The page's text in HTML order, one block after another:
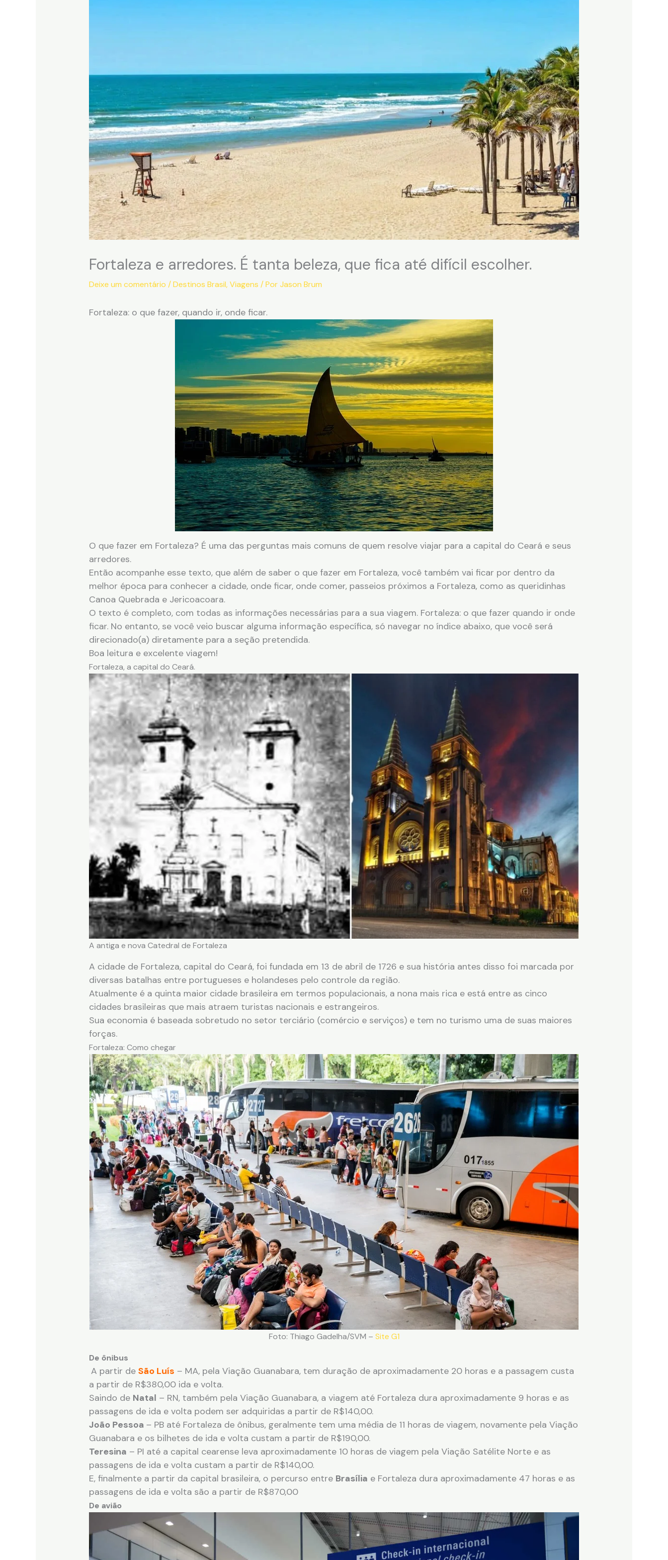
Fortaleza e arredores. É tanta beleza, que fica até difícil escolher.
Deixe um comentário /Destinos Brasil,Viagens / PorJason Brum
Fortaleza: o que fazer, quando ir, onde ficar.
O que fazer em Fortaleza? É uma das perguntas mais comuns de quem resolve viajar para a capital do Ceará e seus
arredores.
Então acompanhe esse texto, que além de saber o que fazer em Fortaleza, você também vai ficar por dentro da
melhor época para conhecer a cidade, onde ficar, onde comer, passeios próximos a Fortaleza, como as queridinhas
Canoa Quebrada e Jericoacoara.
O texto é completo, com todas as informações necessárias para a sua viagem. Fortaleza: o que fazer quando ir onde
ficar. No entanto, se você veio buscar alguma informação específica, só navegar no índice abaixo, que você será
direcionado(a) diretamente para a seção pretendida.
Boa leitura e excelente viagem!
Fortaleza, a capital do Ceará.
A antiga e nova Catedral de Fortaleza
A cidade de Fortaleza, capital do Ceará, foi fundada em 13 de abril de 1726 e sua história antes disso foi marcada por
diversas batalhas entre portugueses e holandeses pelo controle da região.
Atualmente é a quinta maior cidade brasileira em termos populacionais, a nona mais rica e está entre as cinco
cidades brasileiras que mais atraem turistas nacionais e estrangeiros.
Sua economia é baseada sobretudo no setor terciário (comércio e serviços) e tem no turismo uma de suas maiores
forças.
Fortaleza: Como chegar
Foto: Thiago Gadelha/SVM – Site G1
De ônibus
A partir de São Luís – MA, pela Viação Guanabara, tem duração de aproximadamente 20 horas e a passagem custa
a partir de R$380,00 ida e volta.
Saindo de Natal – RN, também pela Viação Guanabara, a viagem até Fortaleza dura aproximadamente 9 horas e as
passagens de ida e volta podem ser adquiridas a partir de R$140,00.
João Pessoa – PB até Fortaleza de ônibus, geralmente tem uma média de 11 horas de viagem, novamente pela Viação
Guanabara e os bilhetes de ida e volta custam a partir de R$190,00.
Teresina – PI até a capital cearense leva aproximadamente 10 horas de viagem pela Viação Satélite Norte e as
passagens de ida e volta custam a partir de R$140,00.
E, finalmente a partir da capital brasileira, o percurso entre Brasília e Fortaleza dura aproximadamente 47 horas e as
passagens de ida e volta são a partir de R$870,00
De avião